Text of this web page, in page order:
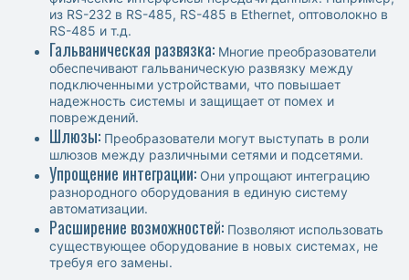
из RS-232 в RS-485, RS-485 в Ethernet, оптоволокно в
RS-485 и т.д.
Гальваническая развязка: Многие преобразователи
обеспечивают гальваническую развязку между
подключенными устройствами, что повышает
надежность системы и защищает от помех и
повреждений.
Шлюзы: Преобразователи могут выступать в роли
шлюзов между различными сетями и подсетями.
Упрощение интеграции: Они упрощают интеграцию
разнородного оборудования в единую систему
автоматизации.
Расширение возможностей: Позволяют использовать
существующее оборудование в новых системах, не
требуя его замены.